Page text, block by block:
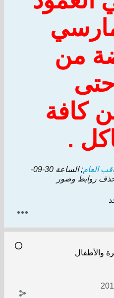
من
كافة
.
العام; الساعة
30-09-
روابط وصور
والأطفال